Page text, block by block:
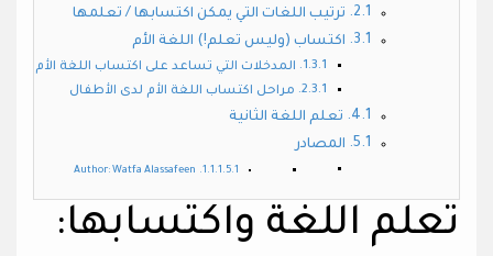
ترتيب اللغات التي يمكن اكتسابها / تعلمها
اكتساب (وليس تعلم!) اللغة الأم
المدخلات التي تساعد على اكتساب اللغة الأم
مراحل اكتساب اللغة الأم لدى الأطفال
تعلم اللغة الثانية
المصادر
Author: Watfa Alassafeen
تعلم اللغة واكتسابها: